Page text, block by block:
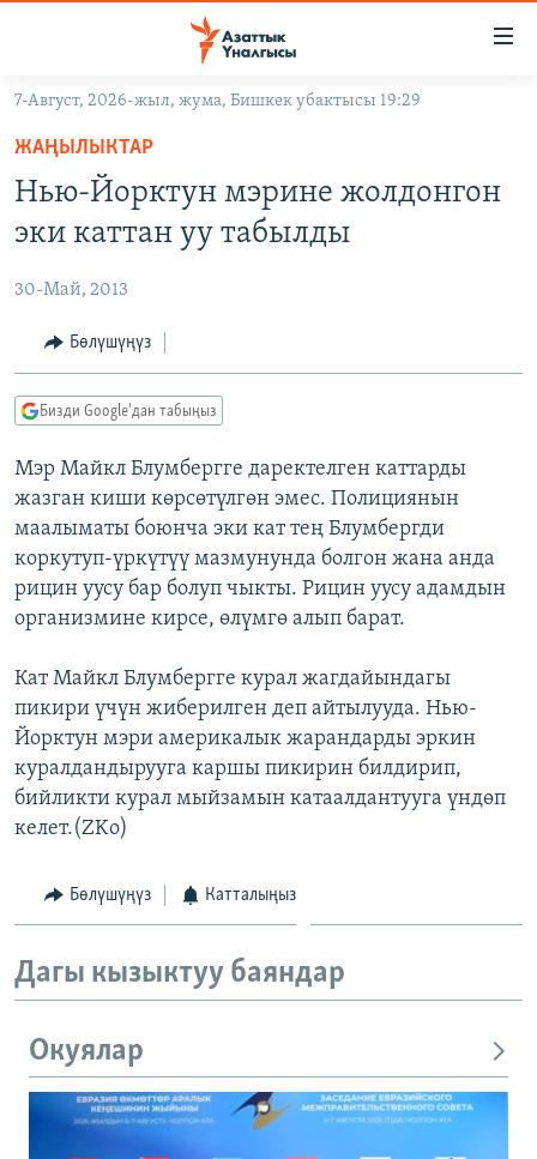
Навигацияга
өтүңүз
Издөөгө
салыңыз
КЫРГЫЗСТАН
КЫРГЫЗСТАН
ЭКОНОМИКА
МАДАНИЯТ
БОРБОР АЗИЯ
АТАЙЫН ИЛИКТӨӨ
ТВ ПРОГРАММАЛАР
ЭКСПЕРТТЕР ТАЛДАЙТ
БИЗ ЖАНА ДҮЙНӨ
ЭЖЕ-СИҢДИЛЕР
АЗАТТЫК+
ӨЗГӨЧӨ ПИКИР
Русский
ОНЛАЙН ШЕРИНЕ
ЭЕ/АРнун бардык сайттары
7-Август, 2026-жыл, жума, Бишкек убактысы 19:29
ЖАҢЫЛЫКТАР
Нью-Йорктун мэрине жолдонгон
эки каттан уу табылды
30-Май, 2013
Бөлүшүңүз
Бизди Google'дан табыңыз
Мэр Майкл Блумбергге даректелген каттарды
жазган киши көрсөтүлгөн эмес. Полициянын
маалыматы боюнча эки кат тең Блумбергди
коркутуп-үркүтүү мазмунунда болгон жана анда
рицин уусу бар болуп чыкты. Рицин уусу адамдын
организмине кирсе, өлүмгө алып барат.
Кат Майкл Блумбергге курал жагдайындагы
пикири үчүн жиберилген деп айтылууда. Нью-
Йорктун мэри америкалык жарандарды эркин
куралдандырууга каршы пикирин билдирип,
бийликти курал мыйзамын катаалдантууга үндөп
келет.(ZKo)
Бөлүшүңүз Катталыңыз
Дагы кызыктуу баяндар
Окуялар